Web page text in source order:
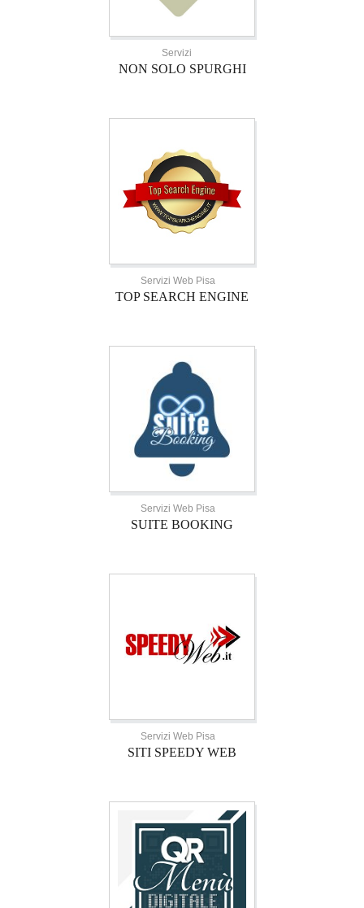
Servizi
NON SOLO SPURGHI
Servizi Web Pisa
TOP SEARCH ENGINE
Servizi Web Pisa
SUITE BOOKING
Servizi Web Pisa
SITI SPEEDY WEB